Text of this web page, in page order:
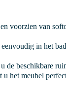
voorzien van
in het
de beschikbare
het meubel